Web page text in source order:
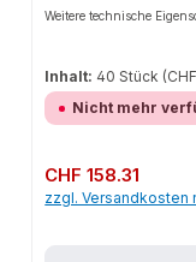
Weitere technische
Inhalt: 40 Stück
Nicht mehr
Regulärer Preis:
CHF 158.31
zzgl. Versandkosten